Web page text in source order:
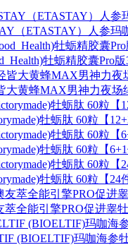
（ETASTAY）人参玛
牡蛎精胶囊Pro版
大黄蜂MAX男神力夜场
牡蛎肽 60粒【
牡蛎肽 60粒【6+1
牡蛎肽 60粒【24
萃全能引擎PRO促进睾
(BIOELTIF)玛咖海参